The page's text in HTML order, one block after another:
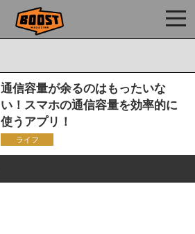
通信容量が余るのはもったいな
い！スマホの通信容量を効率的に
使うアプリ！
ライフ